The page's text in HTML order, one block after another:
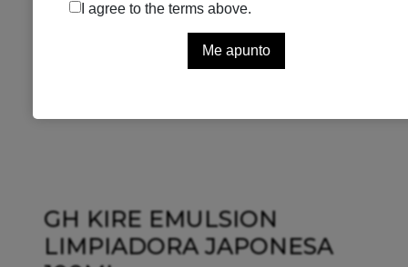
GH KIRE EMULSION
LIMPIADORA JAPONESA